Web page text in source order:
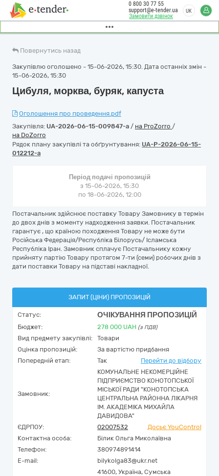
Замовити дзвінок
0 800 30 77 55
support@e-tender.ua
UK
Повернутись назад
Закупівлю оголошено - 15-06-2026, 15:30. Дата останніх змін -
15-06-2026, 15:30
Цибуля, морква, буряк, капуста
Оголошення про проведення.pdf
Закупівля: UA-2026-06-15-009847-a / на ProZorro /
на DoZorro
Рядок плану закупівлі та обґрунтування: UA-P-2026-06-15-
012212-a
Період подачі пропозицій
з 15-06-2026, 15:30
по 18-06-2026, 12:00
Постачальник здійснює поставку Товару Замовнику в термін
до двох днів з моменту надходження заявки. Постачальник
гарантує , що країною походження Товару не може бути
Російська Федерація/Республіка Білорусь/ Ісламська
Республіка Іран. Замовник сплачує Постачальнику кожну
прийняту партію Товару протягом 7-ти (семи) робочих днів з
дати поставки Товару на підставі накладної.
ЗАПИТ (ЦІНИ) ПРОПОЗИЦІЙ
Статус: ОЧІКУВАННЯ ПРОПОЗИЦІЙ
Бюджет: 278 000 UAH (з ПДВ)
Вид предмету закупівлі:
Товари
Оцінка пропозицій:
За вартістю придбання
Попередній етап:
Так Перейти до відбору
Замовник:
КОМУНАЛЬНЕ НЕКОМЕРЦІЙНЕ
ПІДПРИЄМСТВО КОНОТОПСЬКОЇ
МІСЬКОЇ РАДИ "КОНОТОПСЬКА
ЦЕНТРАЛЬНА РАЙОННА ЛІКАРНЯ
ІМ. АКАДЕМІКА МИХАЙЛА
ДАВИДОВА"
ЄДРПОУ:
02007532
Досьє YouControl
Контактна особа:
Білик Ольга Миколаївна
Телефон:
380974891414
E-mail:
bilykolga83@ukr.net
41600, Україна, Сумська